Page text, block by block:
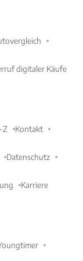
digitaler Käufe
Z Kontakt
Datenschutz
Karriere